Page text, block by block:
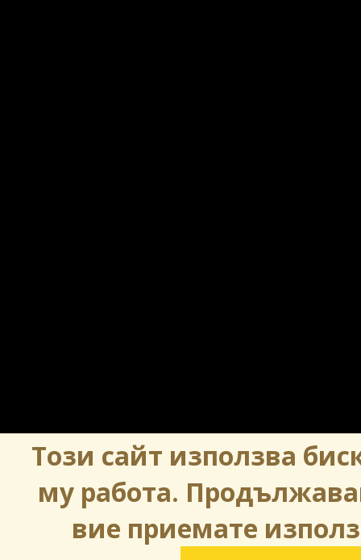
Този сайт използва
му работа.
вие приемате